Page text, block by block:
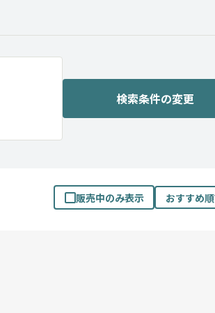
検索条件の変更
販売中のみ表示 おすすめ順